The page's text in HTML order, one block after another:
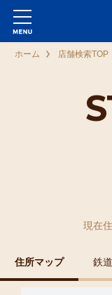
ホーム 店舗検索TOP
現在
住所マップ 鉄